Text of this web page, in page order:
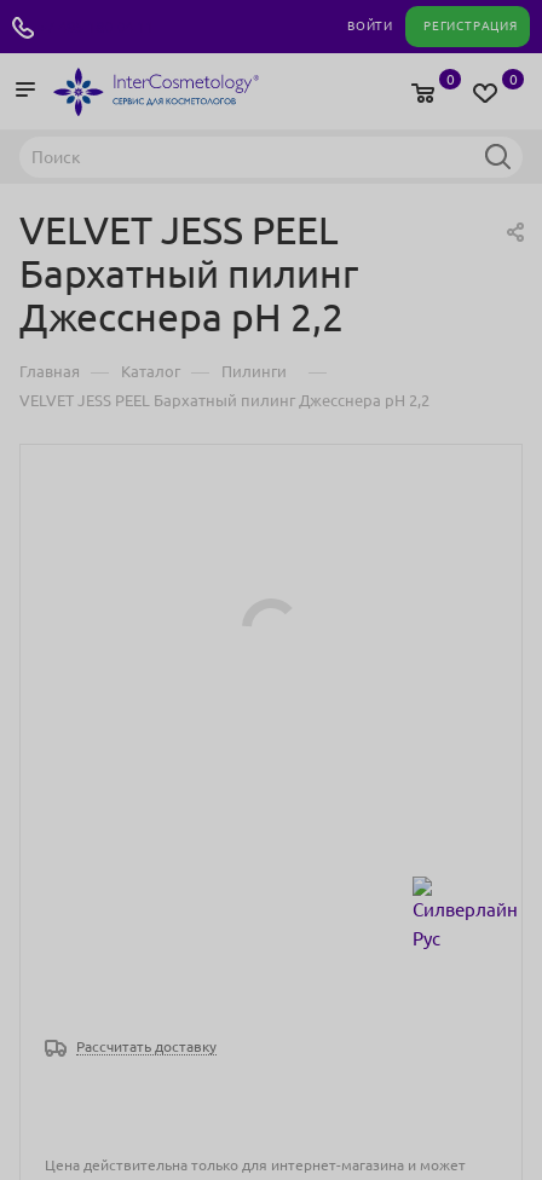
ВОЙТИ РЕГИСТРАЦИЯ
0
0
VELVET JESS PEEL
Бархатный пилинг
Джесснера pH 2,2
Главная — Каталог — Пилинги —
VELVET JESS PEEL Бархатный пилинг Джесснера pH 2,2
Рассчитать доставку
Цена действительна только для интернет-магазина и может